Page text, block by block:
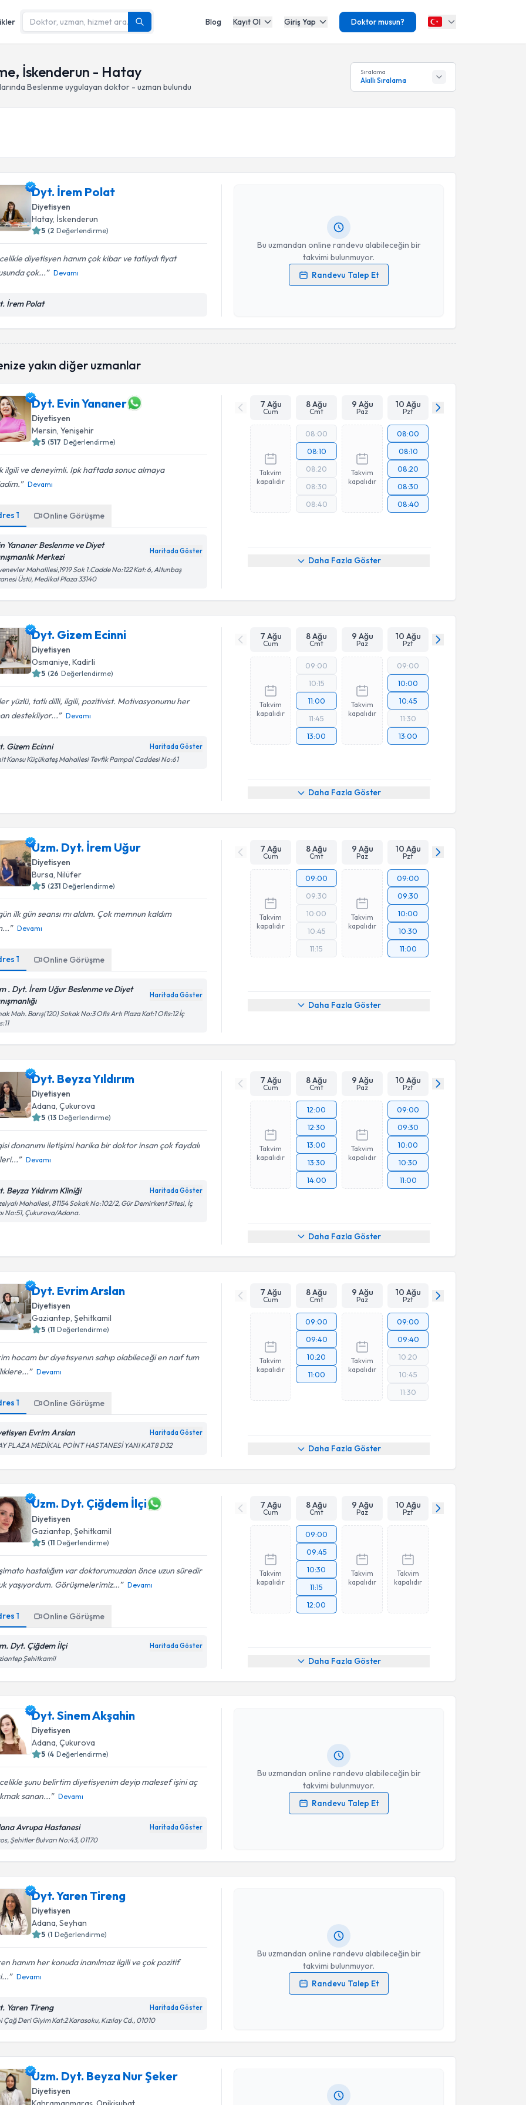
Blog Kayıt Ol Giriş Yap Doktor musun?
İskenderun - Hatay
Beslenme uygulayan doktor - uzman bulundu
Sıralama
Akıllı Sıralama
Dyt. İrem Polat
Diyetisyen
Hatay, İskenderun
5 (2 Değerlendirme)
diyetisyen hanım çok kibar ve tatlıydı fiyat
çok...
Devamı
İrem Polat
Bu uzmandan online randevu alabileceğin bir
takvimi bulunmuyor.
Randevu Talep Et
Kişisel verilerimin işlenmesine ilişkinAydınlatma Metni
Takvim Talebini Gönder
yakın diğer uzmanlar
Dyt. Evin Yananer
Diyetisyen
Mersin, Yenişehir
5 (517 Değerlendirme)
ilgili ve deneyimli. Ipk haftada sonuc almaya
Devamı
1 Online Görüşme
Yananer Beslenme ve Diyet
Merkezi
Haritada Göster
Mahalllesi,1919 Sok 1.Cadde No:122 Kat: 6, Altunbaş
Üstü, Medikal Plaza 33140
7 Ağu
Cum
8 Ağu
Cmt
9 Ağu
Paz
10 Ağu
Pzt
Takvim
kapalıdır
08:00
08:10
08:20
08:30
08:40
Takvim
kapalıdır
08:00
08:10
08:20
08:30
08:40
Daha Fazla Göster
Dyt. Gizem Ecinni
Diyetisyen
Osmaniye, Kadirli
5 (26 Değerlendirme)
yüzlü, tatlı dilli, ilgili, pozitivist. Motivasyonumu her
destekliyor...
Devamı
Gizem Ecinni Haritada Göster
Kansu Küçükateş Mahallesi Tevfik Pampal Caddesi No:61
7 Ağu
Cum
8 Ağu
Cmt
9 Ağu
Paz
10 Ağu
Pzt
Takvim
kapalıdır
09:00
10:15
11:00
11:45
13:00
Takvim
kapalıdır
09:00
10:00
10:45
11:30
13:00
Daha Fazla Göster
Uzm. Dyt. İrem Uğur
Diyetisyen
Bursa , Nilüfer
5 (231 Değerlendirme)
ilk gün seansı mı aldım. Çok memnun kaldım
Devamı
1 Online Görüşme
. Dyt. İrem Uğur Beslenme ve Diyet
Haritada Göster
Mah. Barış(120) Sokak No:3 Ofis Artı Plaza Kat:1 Ofis:12 İç
7 Ağu
Cum
8 Ağu
Cmt
9 Ağu
Paz
10 Ağu
Pzt
Takvim
kapalıdır
09:00
09:30
10:00
10:45
11:15
Takvim
kapalıdır
09:00
09:30
10:00
10:30
11:00
Daha Fazla Göster
Dyt. Beyza Yıldırım
Diyetisyen
Adana , Çukurova
5 (13 Değerlendirme)
donanımı iletişimi harika bir doktor insan çok faydalı
Devamı
Beyza Yıldırım Kliniği Haritada Göster
Mahallesi, 81154 Sokak No:102/2, Gür Demirkent Sitesi, İç
No:51, Çukurova/Adana.
7 Ağu
Cum
8 Ağu
Cmt
9 Ağu
Paz
10 Ağu
Pzt
Takvim
kapalıdır
12:00
12:30
13:00
13:30
14:00
Takvim
kapalıdır
09:00
09:30
10:00
10:30
11:00
Daha Fazla Göster
Dyt. Evrim Arslan
Diyetisyen
Gaziantep, Şehitkamil
5 (11 Değerlendirme)
hocam bır dıyetısyenın sahıp olabileceği en naıf tum
Devamı
1 Online Görüşme
Evrim Arslan Haritada Göster
PLAZA MEDİKAL POİNT HASTANESİ YANI KAT8 D32
7 Ağu
Cum
8 Ağu
Cmt
9 Ağu
Paz
10 Ağu
Pzt
Takvim
kapalıdır
09:00
09:40
10:20
11:00
Takvim
kapalıdır
09:00
09:40
10:20
10:45
11:30
Daha Fazla Göster
Uzm. Dyt. Çiğdem İlçi
Diyetisyen
Gaziantep , Şehitkamil
5 (11 Değerlendirme)
hastalığım var doktorumuzdan önce uzun süredir
yaşıyordum. Görüşmelerimiz...
Devamı
1 Online Görüşme
Dyt. Çiğdem İlçi Haritada Göster
Şehitkamil
7 Ağu
Cum
8 Ağu
Cmt
9 Ağu
Paz
10 Ağu
Pzt
Takvim
kapalıdır
09:00
09:45
10:30
11:15
12:00
Takvim
kapalıdır
Takvim
kapalıdır
Daha Fazla Göster
Dyt. Sinem Akşahin
Diyetisyen
Adana, Çukurova
5 (4 Değerlendirme)
şunu belirtim diyetisyenim deyip malesef işini aç
sanan...
Devamı
Avrupa Hastanesi Haritada Göster
Şehitler Bulvarı No:43, 01170
Bu uzmandan online randevu alabileceğin bir
takvimi bulunmuyor.
Randevu Talep Et
Randevu Takvimi Talebi
Dyt. Sinem Akşahin
Kişisel verilerimin işlenmesine ilişkinAydınlatma Metni
Takvim Talebini Gönder
Dyt. Yaren Tireng
Diyetisyen
Adana, Seyhan
5 (1 Değerlendirme)
hanım her konuda inanılmaz ilgili ve çok pozitif
Devamı
Yaren Tireng Haritada Göster
Çağ Deri Giyim Kat:2 Karasoku, Kızılay Cd., 01010
Bu uzmandan online randevu alabileceğin bir
takvimi bulunmuyor.
Randevu Talep Et
Randevu Takvimi Talebi
Dyt. Yaren Tireng
Kişisel verilerimin işlenmesine ilişkinAydınlatma Metni
Takvim Talebini Gönder
Uzm. Dyt. Beyza Nur Şeker
Diyetisyen